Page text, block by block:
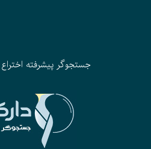
جستجوگر پیشرفته اختراع